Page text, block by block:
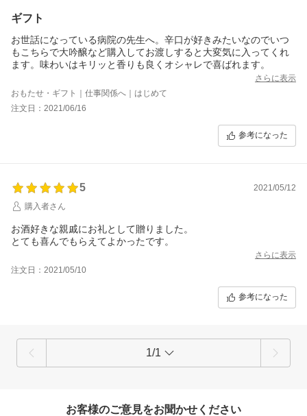
ギフト
お世話になっている病院の先生へ。辛口が好きみたいなのでいつ
もこちらで大吟醸など購入してお渡しすると大変気に入ってくれ
ます。味わいはキリッと香りも良くオシャレで喜ばれます。
さらに表示
おもたせ・ギフト｜仕事関係へ｜はじめて
注文日：2021/06/16
参考になった
5
2021/05/12
購入者さん
お酒好きな親戚にお礼として贈りました。
とても喜んでもらえてよかったです。
さらに表示
注文日：2021/05/10
参考になった
1/1
お客様のご意見をお聞かせください